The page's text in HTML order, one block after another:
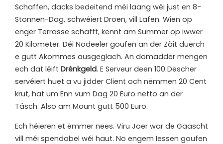
Schaffen, dacks bedeitend méi laang wéi just en 8-
Stonnen-Dag, schwéiert Droen, vill Lafen. Wien op
enger Terrasse schafft, kënnt am Summer op iwwer
20 Kilometer. Déi Nodeeler goufen an der Zäit duerch
e gutt Akommes ausgeglach. An domadder mengen
ech dat léift Drénkgeld. E Serveur deen 100 Dëscher
servéiert huet a vu jidder Client och nëmmen 20 Cent
krut, hat um Enn vum Dag 20 Euro netto an der
Täsch. Also am Mount gutt 500 Euro.
Ech héieren et ëmmer nees. Viru Joer war de Gaascht
vill méi spendabel wéi haut. No engem Iessen goufen